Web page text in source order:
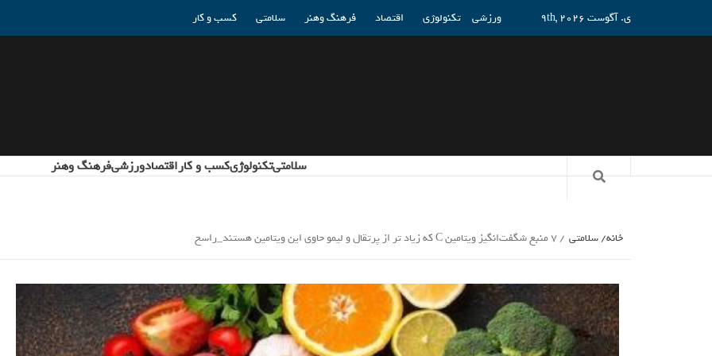
ی. آگوست 9th, 2026 ورزشی تکنولوژی اقتصاد فرهنگ وهنر سلامتی کسب و کار
سلامتیتکنولوژیکسب و کاراقتصادورزشیفرهنگ وهنر
خانه سلامتی ۷ منبع شگفت‌انگیز ویتامین C که زیاد تر از پرتقال و لیمو حاوی این ویتامین هستند_راسخ